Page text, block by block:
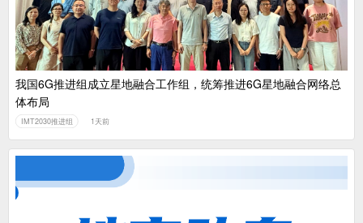
我国6G推进组成立星地融合工作组，统筹推进6G星地融合网络总
体布局
IMT2030推进组 1天前